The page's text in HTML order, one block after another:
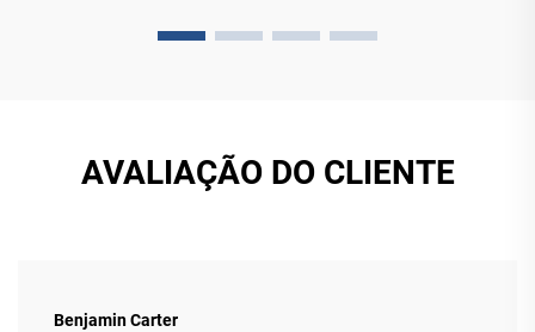
AVALIAÇÃO DO CLIENTE
Benjamin Carter